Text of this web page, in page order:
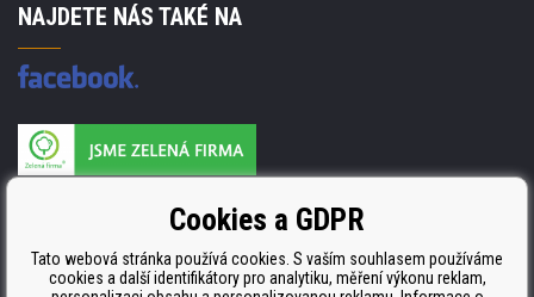
NAJDETE NÁS TAKÉ NA
ISO 9001. ISO 14001 a STMC.Cookies a GDPR
Tato webová stránka používá cookies. S vaším souhlasem používáme
cookies a další identifikátory pro analytiku, měření výkonu reklam,